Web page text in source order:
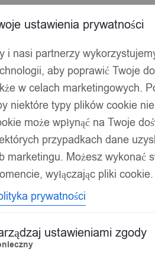
100szt
ustawienia prywatności
i nasi partnerzy
aby poprawić Twoje
w celach marketingowych.
niektóre typy plików cookie
może wpłynąć na Twoje
przypadkach dane
marketingu. Możesz wykonać
wyłączając pliki cookie.
prywatności
ustawieniami zgody